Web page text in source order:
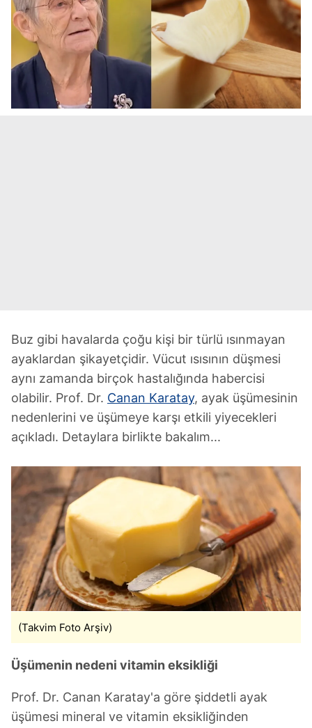
Buz gibi havalarda çoğu kişi bir türlü ısınmayan
ayaklardan şikayetçidir. Vücut ısısının düşmesi
aynı zamanda birçok hastalığında habercisi
olabilir. Prof. Dr. Canan Karatay, ayak üşümesinin
nedenlerini ve üşümeye karşı etkili yiyecekleri
açıkladı. Detaylara birlikte bakalım...
(Takvim Foto Arşiv)
Üşümenin nedeni vitamin eksikliği
Prof. Dr. Canan Karatay'a göre şiddetli ayak
üşümesi mineral ve vitamin eksikliğinden